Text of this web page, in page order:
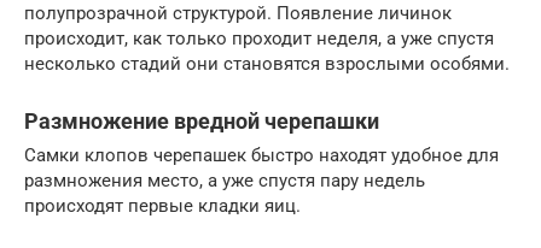
полупрозрачной структурой. Появление личинок
происходит, как только проходит неделя, а уже спустя
несколько стадий они становятся взрослыми особями.
Размножение вредной черепашки
Самки клопов черепашек быстро находят удобное для
размножения место, а уже спустя пару недель
происходят первые кладки яиц.